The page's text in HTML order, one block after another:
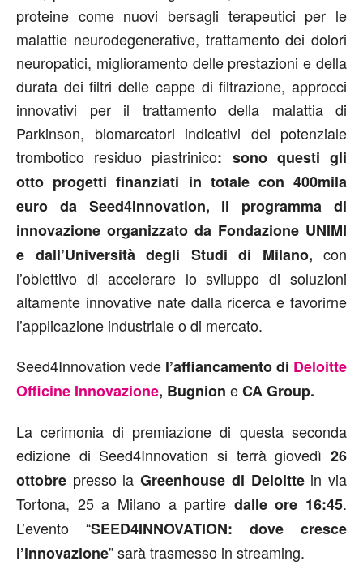
proteine come nuovi bersagli terapeutici per le
malattie neurodegenerative, trattamento dei dolori
neuropatici, miglioramento delle prestazioni e della
durata dei filtri delle cappe di filtrazione, approcci
innovativi per il trattamento della malattia di
Parkinson, biomarcatori indicativi del potenziale
trombotico residuo piastrinico: sono questi gli
otto progetti finanziati in totale con 400mila
euro da Seed4Innovation, il programma di
innovazione organizzato da Fondazione UNIMI
e dall’Università degli Studi di Milano, con
l’obiettivo di accelerare lo sviluppo di soluzioni
altamente innovative nate dalla ricerca e favorirne
l’applicazione industriale o di mercato.
Seed4Innovation vede l’affiancamento di Deloitte
Officine Innovazione, Bugnion eCA Group.
La cerimonia di premiazione di questa seconda
edizione di Seed4Innovation si terrà giovedì 26
ottobre presso laGreenhouse di Deloittein via
Tortona, 25 a Milano a partire dalle ore 16:45.
L’evento “SEED4INNOVATION: dove cresce
l’innovazione” sarà trasmesso in streaming.